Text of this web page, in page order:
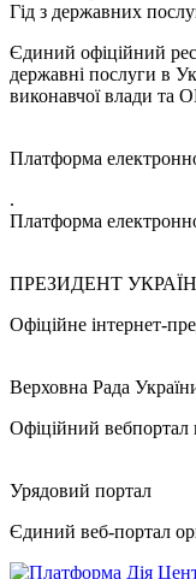
Гід з державних
Єдиний офіційний
державні послуги в
виконавчої влади та
Платформа
.
Платформа
ПРЕЗИДЕНТ
Офіційне інтернет-
Верховна Рада
Офіційний вебпортал
Урядовий портал
Єдиний веб-портал